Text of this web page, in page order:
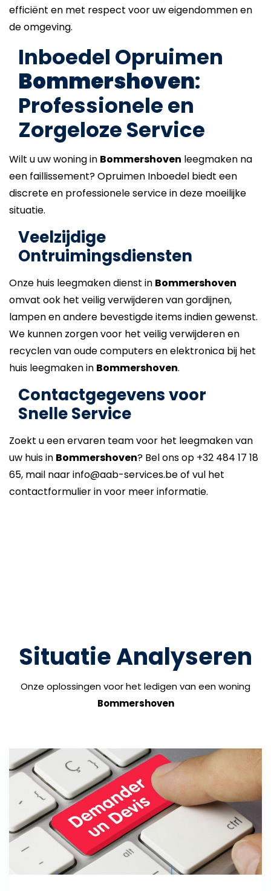
efficiënt en met respect voor uw eigendommen en
de omgeving.
Inboedel Opruimen
Bommershoven:
Professionele en
Zorgeloze Service
Wilt u uw woning in Bommershoven leegmaken na
een faillissement? Opruimen Inboedel biedt een
discrete en professionele service in deze moeilijke
situatie.
Veelzijdige
Ontruimingsdiensten
Onze huis leegmaken dienst in Bommershoven
omvat ook het veilig verwijderen van gordijnen,
lampen en andere bevestigde items indien gewenst.
We kunnen zorgen voor het veilig verwijderen en
recyclen van oude computers en elektronica bij het
huis leegmaken in Bommershoven.
Contactgegevens voor
Snelle Service
Zoekt u een ervaren team voor het leegmaken van
uw huis in Bommershoven? Bel ons op +32 484 17 18
65, mail naar info@aab-services.be of vul het
contactformulier in voor meer informatie.
Situatie Analyseren
Onze oplossingen voor het ledigen van een woning
Bommershoven